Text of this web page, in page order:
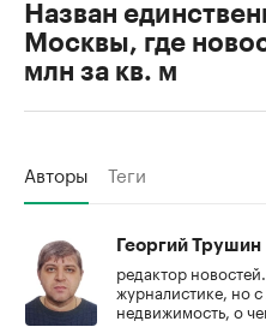
Назван
Москвы, где
млн за кв. м
Авторы Теги
Георгий Трушин
редактор
журналистике, но
недвижимость, о